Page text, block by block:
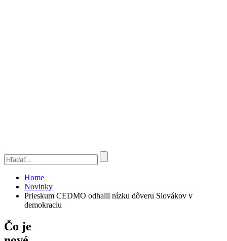
Home
Novinky
Prieskum CEDMO odhalil nízku dôveru Slovákov v
demokraciu
Čo je